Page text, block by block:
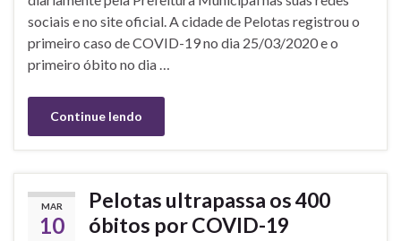
sociais e no site oficial. A cidade de Pelotas registrou o
primeiro caso de COVID-19 no dia 25/03/2020 e o
primeiro óbito no dia …
Continue lendo
MAR
10
Pelotas ultrapassa os 400
óbitos por COVID-19